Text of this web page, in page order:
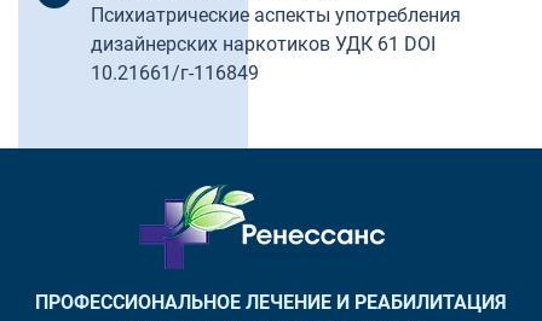
Психиатрические аспекты употребления
дизайнерских наркотиков УДК 61 DOI
10.21661/г-116849
ПРОФЕССИОНАЛЬНОЕ ЛЕЧЕНИЕ И РЕАБИЛИТАЦИЯ